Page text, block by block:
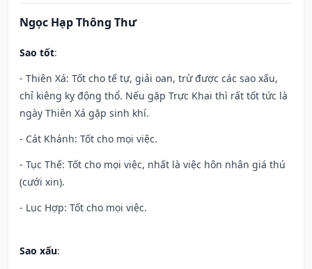
Ngọc Hạp Thông Thư
Sao tốt:
- Thiên Xá: Tốt cho tế tự, giải oan, trừ được các sao xấu,
chỉ kiêng kỵ động thổ. Nếu gặp Trực Khai thì rất tốt tức là
ngày Thiên Xá gặp sinh khí.
- Cát Khánh: Tốt cho mọi việc.
- Tục Thế: Tốt cho mọi việc, nhất là việc hôn nhân giá thú
(cưới xin).
- Lục Hợp: Tốt cho mọi việc.
Sao xấu: